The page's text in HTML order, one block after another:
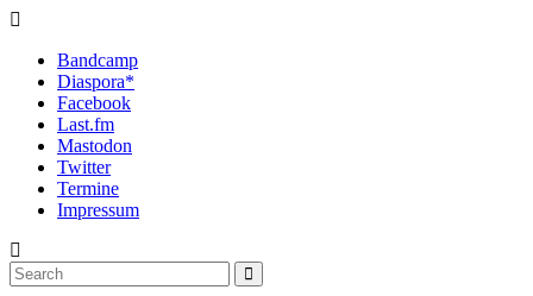
Bandcamp
Diaspora*
Facebook
Last.fm
Mastodon
Twitter
Termine
Impressum